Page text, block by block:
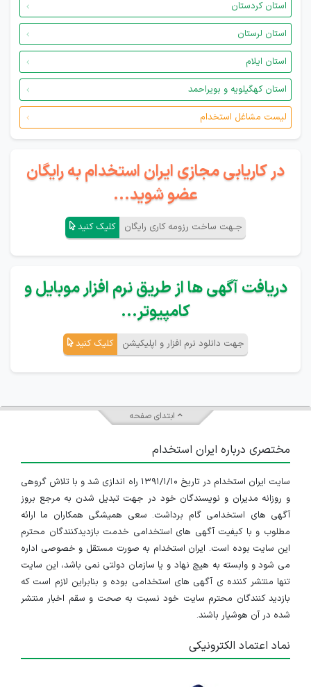
استان کردستان
استان لرستان
استان ایلام
استان کهگیلویه و بویراحمد
لیست مشاغل استخدام
در کاریابی مجازی ایران استخدام به رایگان
عضو شوید...
جـهت ساخت رزومه کاری رایگان کلیک کنید
دریافت آگهی ها از طریق نرم افزار موبایل و
کامپیوتر...
جهت دانلود نرم افزار و اپلیکیشن کلیک کنید
ابتدای صفحه
مختصری درباره ایران استخدام
سایت ایران استخدام در تاریخ ۱۳۹۱/۱/۱۰ راه اندازی شد و با تلاش گروهی
و روزانه مدیران و نویسندگان خود در جهت تبدیل شدن به مرجع بروز
آگهی های استخدامی گام برداشت. سعی همیشگی همکاران ما ارائه
مطلوب و با کیفیت آگهی های استخدامی خدمت بازدیدکنندگان محترم
این سایت بوده است. ایران استخدام به صورت مستقل و خصوصی اداره
می شود و وابسته به هیچ نهاد و یا سازمان دولتی نمی باشد، این سایت
تنها منتشر کننده ی آگهی های استخدامی بوده و بنابراین لازم است که
بازدید کنندگان محترم سایت خود نسبت به صحت و سقم اخبار منتشر
شده در آن هوشیار باشند.
نماد اعتماد الکترونیکی